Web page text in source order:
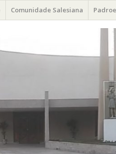
Comunidade Salesiana